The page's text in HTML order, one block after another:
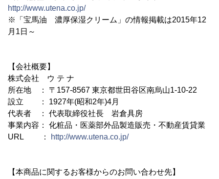
http://www.utena.co.jp/
※「宝馬油 濃厚保湿クリーム」の情報掲載は2015年12
月1日～
【会社概要】
株式会社 ウ テ ナ
所在地 ： 〒157-8567 東京都世田谷区南烏山1-10-22
設立 ： 1927年(昭和2年)4月
代表者 ： 代表取締役社長 岩倉具房
事業内容： 化粧品・医薬部外品製造販売・不動産賃貸業
URL ：
http://www.utena.co.jp/
【本商品に関するお客様からのお問い合わせ先】